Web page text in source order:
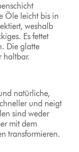
Öle leicht bis in
weshalb
Es fettet
Die glatte
haltbar.
natürliche,
und neigt
sind weder
mit dem
transformieren.